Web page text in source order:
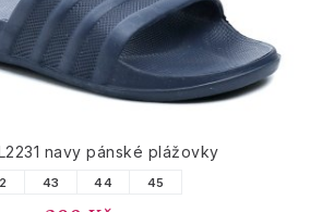
navy pánské plážovky
43 44 45